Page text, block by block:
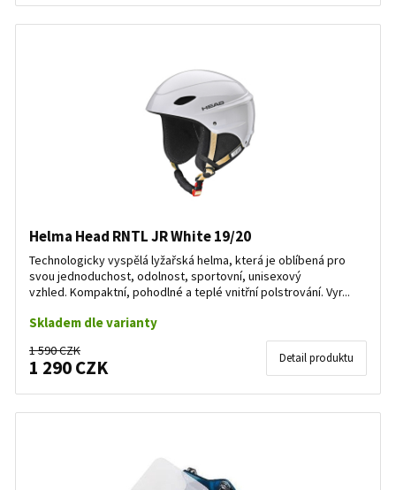
Helma Head RNTL JR White 19/20
Technologicky vyspělá lyžařská helma, která je oblíbená pro
svou jednoduchost, odolnost, sportovní, unisexový
vzhled. Kompaktní, pohodlné a teplé vnitřní polstrování. Vyr...
Skladem dle varianty
1 590 CZK
1 290 CZK Detail produktu